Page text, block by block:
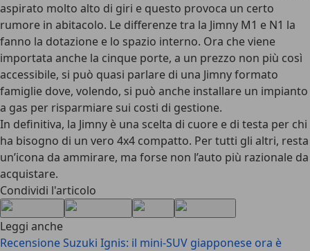
aspirato molto alto di giri e questo provoca un certo
rumore in abitacolo. Le differenze tra la Jimny M1 e N1 la
fanno la dotazione e lo spazio interno. Ora che viene
importata anche la cinque porte, a un prezzo non più così
accessibile, si può quasi parlare di una Jimny formato
famiglie dove, volendo, si può anche installare un impianto
a gas per risparmiare sui costi di gestione.
In definitiva, la Jimny è una scelta di cuore e di testa per chi
ha bisogno di un vero 4x4 compatto. Per tutti gli altri, resta
un’icona da ammirare, ma forse non l’auto più razionale da
acquistare.
Condividi l'articolo
Leggi anche
Recensione Suzuki Ignis: il mini-SUV giapponese ora è